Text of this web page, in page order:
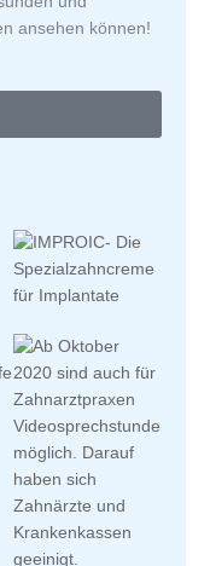
ansehen können!